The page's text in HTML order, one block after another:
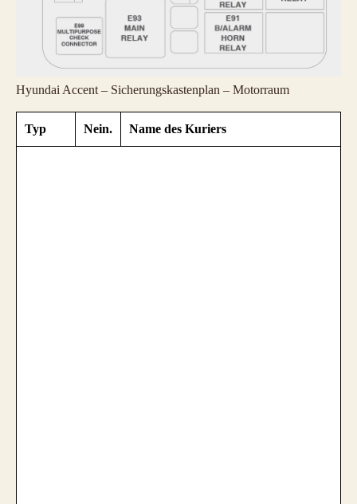
Hyundai Accent – Sicherungskastenplan – Motorraum
Typ Nein. Name des Kuriers